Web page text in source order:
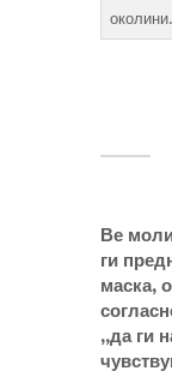
околини.
Ве
ги
маска,
„да ги